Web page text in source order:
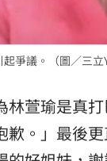
爭議。（圖／三立
林萱瑜是真
歉。」最後